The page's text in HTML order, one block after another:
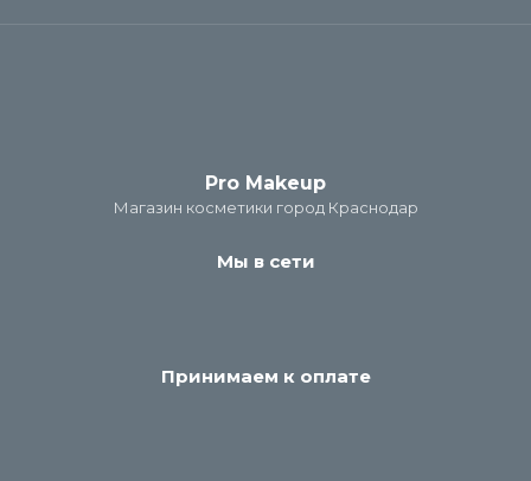
Pro Makeup
Магазин косметики город Краснодар
Мы в сети
Принимаем к оплате